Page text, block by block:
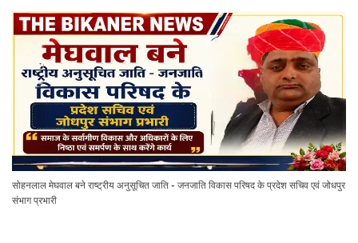
सोहनलाल मेघवाल बने राष्ट्रीय अनुसूचित जाति - जनजाति विकास परिषद के प्रदेश सचिव एवं जोधपुर
संभाग प्रभारी